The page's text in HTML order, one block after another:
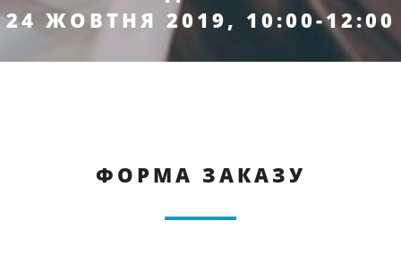
24 ЖОВТНЯ 2019, 10:00-12:00
ФОРМА ЗАКАЗУ